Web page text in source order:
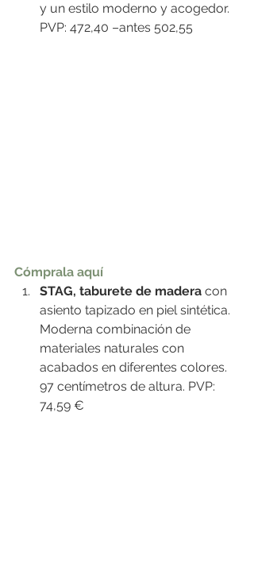
y un estilo moderno y acogedor.
PVP: 472,40 –antes 502,55
Cómprala aquí
STAG, taburete de madera con
asiento tapizado en piel sintética.
Moderna combinación de
materiales naturales con
acabados en diferentes colores.
97 centímetros de altura. PVP:
74,59 €